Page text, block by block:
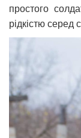
простого
рідкістю серед